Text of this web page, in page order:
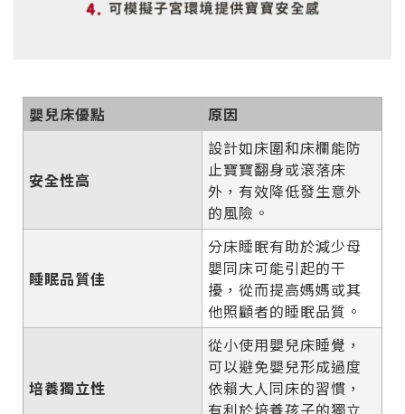
嬰兒床優點 原因
安全性高
設計如床圍和床欄能防
止寶寶翻身或滾落床
外，有效降低發生意外
的風險。
睡眠品質佳
分床睡眠有助於減少母
嬰同床可能引起的干
擾，從而提高媽媽或其
他照顧者的睡眠品質。
培養獨立性
從小使用嬰兒床睡覺，
可以避免嬰兒形成過度
依賴大人同床的習慣，
有利於培養孩子的獨立